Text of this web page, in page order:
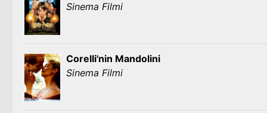
Sinema Filmi
Corelli'nin Mandolini
Sinema Filmi